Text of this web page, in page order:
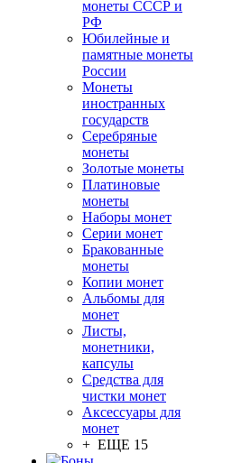
монеты СССР и
РФ
Юбилейные и
памятные монеты
России
Монеты
иностранных
государств
Серебряные
монеты
Золотые монеты
Платиновые
монеты
Наборы монет
Серии монет
Бракованные
монеты
Копии монет
Альбомы для
монет
Листы,
монетники,
капсулы
Средства для
чистки монет
Аксессуары для
монет
+ ЕЩЕ 15